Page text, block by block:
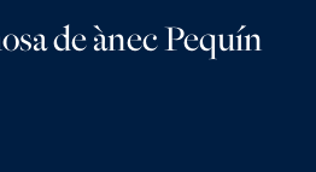
de ànec Pequín